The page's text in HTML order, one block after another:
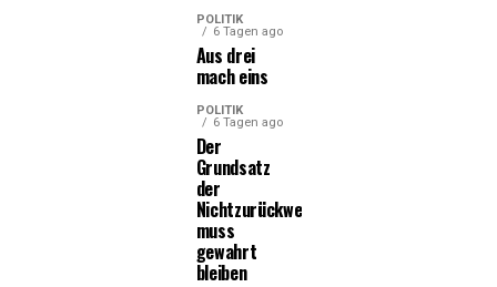
POLITIK
6 Tagen ago
Aus drei
mach eins
POLITIK
6 Tagen ago
Der
Grundsatz
der
Nichtzurückweisung
muss
gewahrt
bleiben